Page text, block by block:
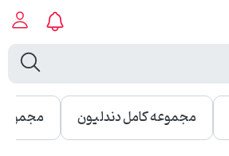
مجموعه کامل دندلیون